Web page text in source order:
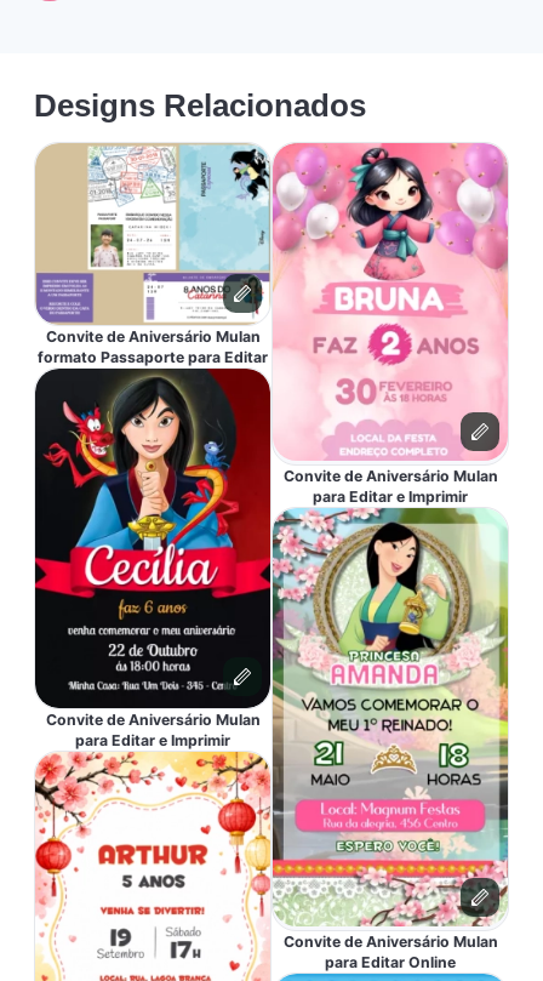
Designs Relacionados
Convite de Aniversário Mulan
formato Passaporte para Editar
Convite de Aniversário Mulan
para Editar e Imprimir
Convite de Aniversário Mulan
para Editar e Imprimir
Convite de Aniversário Mulan
para Editar Online